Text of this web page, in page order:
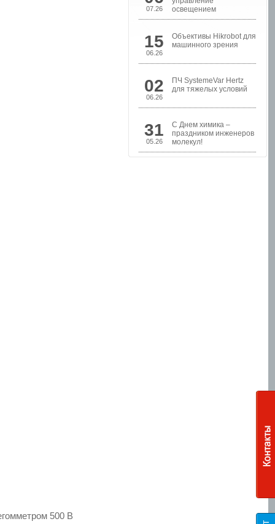
500 В
Шкафы управления
насосами
07.26
освещением
15
06.26
Объективы Hikrobot для
машинного зрения
02
06.26
ПЧ SystemeVar Hertz
для тяжелых условий
31
05.26
С Днем химика –
праздником инженеров
молекул!